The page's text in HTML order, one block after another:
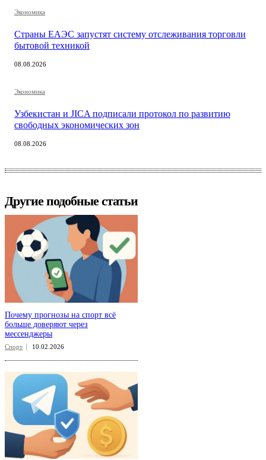
Экономика
Страны ЕАЭС запустят систему отслеживания торговли
бытовой техникой
08.08.2026
Экономика
Узбекистан и JICA подписали протокол по развитию
свободных экономических зон
08.08.2026
Другие подобные статьи
Почему прогнозы на спорт всё
больше доверяют через
мессенджеры
Спорт 10.02.2026